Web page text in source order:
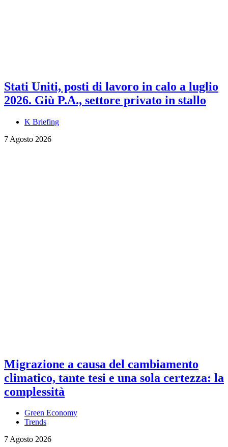
Stati Uniti, posti di lavoro in calo a luglio
2026. Giù P.A., settore privato in stallo
K Briefing
7 Agosto 2026
Migrazione a causa del cambiamento
climatico, tante tesi e una sola certezza: la
complessità
Green Economy
Trends
7 Agosto 2026